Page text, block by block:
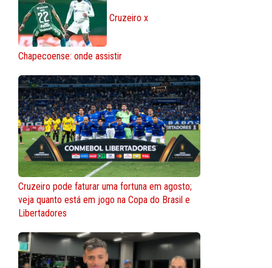
Cruzeiro x
Chapecoense: onde assistir
Cruzeiro pode faturar uma fortuna em agosto;
veja quanto está em jogo na Copa do Brasil e
Libertadores